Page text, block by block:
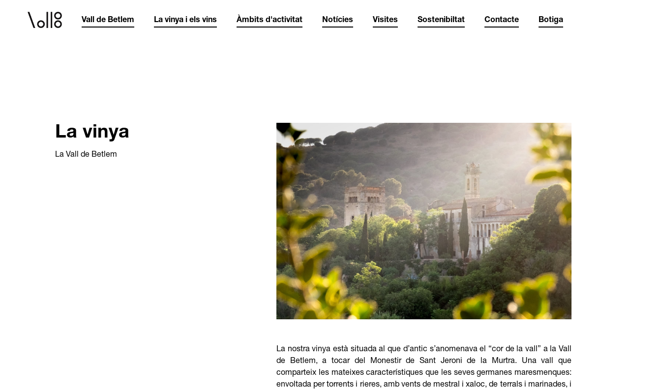
Vall de Betlem La vinya i els vins Àmbits d'activitat Notícies Visites Sostenibiltat Contacte Botiga
La vinya
La Vall de Betlem
La nostra vinya està situada al que d’antic s’anomenava el “cor de la vall” a la Vall
de Betlem, a tocar del Monestir de Sant Jeroni de la Murtra. Una vall que
comparteix les mateixes característiques que les seves germanes maresmenques:
envoltada per torrents i rieres, amb vents de mestral i xaloc, de terrals i marinades, i